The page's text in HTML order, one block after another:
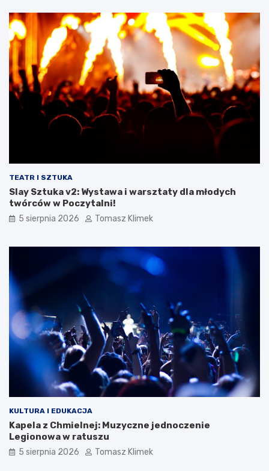
TEATR I SZTUKA
Slay Sztuka v2: Wystawa i warsztaty dla młodych
twórców w Poczytalni!
5 sierpnia 2026 Tomasz Klimek
KULTURA I EDUKACJA
Kapela z Chmielnej: Muzyczne jednoczenie
Legionowa w ratuszu
5 sierpnia 2026 Tomasz Klimek